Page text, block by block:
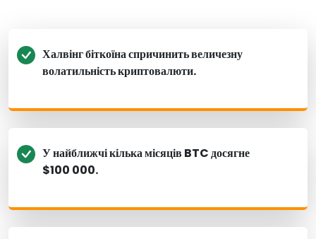
Халвінг біткоїна спричинить величезну
волатильність криптовалюти.
У найближчі кілька місяців BTC досягне
$100 000.